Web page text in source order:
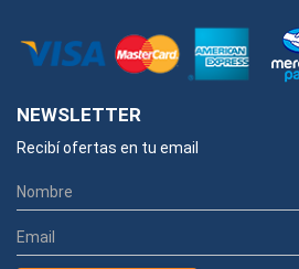
NEWSLETTER
Recibí ofertas en tu email